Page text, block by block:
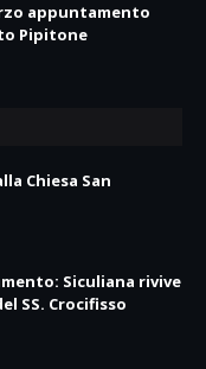
appuntamento
Pipitone
Chiesa San
Siculiana rivive
SS. Crocifisso